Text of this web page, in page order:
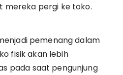
mereka pergi ke toko.
pemenang dalam
fisik akan lebih
pada saat pengunjung